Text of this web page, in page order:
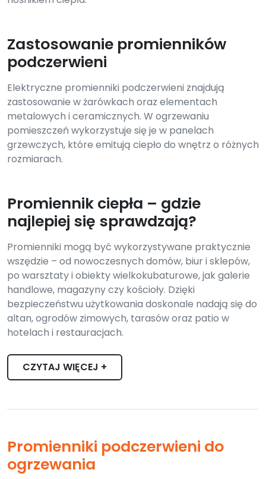
Zastosowanie promienników
podczerwieni
Elektryczne promienniki podczerwieni znajdują
zastosowanie w żarówkach oraz elementach
metalowych i ceramicznych. W ogrzewaniu
pomieszczeń wykorzystuje się je w panelach
grzewczych, które emitują ciepło do wnętrz o różnych
rozmiarach.
Promiennik ciepła – gdzie
najlepiej się sprawdzają?
Promienniki mogą być wykorzystywane praktycznie
wszędzie – od nowoczesnych domów, biur i sklepów,
po warsztaty i obiekty wielkokubaturowe, jak galerie
handlowe, magazyny czy kościoły. Dzięki
bezpieczeństwu użytkowania doskonale nadają się do
altan, ogrodów zimowych, tarasów oraz patio w
hotelach i restauracjach.
CZYTAJ WIĘCEJ +
Promienniki podczerwieni do
ogrzewania